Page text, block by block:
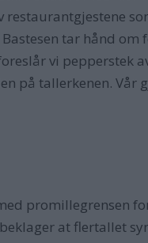
tar hånd
vi pepperstek
på tallerkenen.
promillegrensen
at flertallet